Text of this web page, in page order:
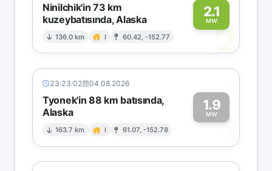
Ninilchik'in 73 km
kuzeybatısında, Alaska
136.0 km I 60.42, -152.77
2.1
MW2
23:23:02 04.08.2026
Tyonek'in 88 km batısında,
Alaska
163.7 km I 61.07, -152.78
1.9
MW1